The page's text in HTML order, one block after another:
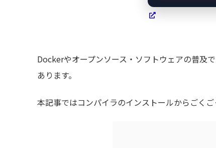
Dockerやオープンソース・ソフトウェアの普及
あります。
本記事ではコンパイラのインストールからごく